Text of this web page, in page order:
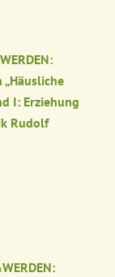
I: Erziehung
Rudolf